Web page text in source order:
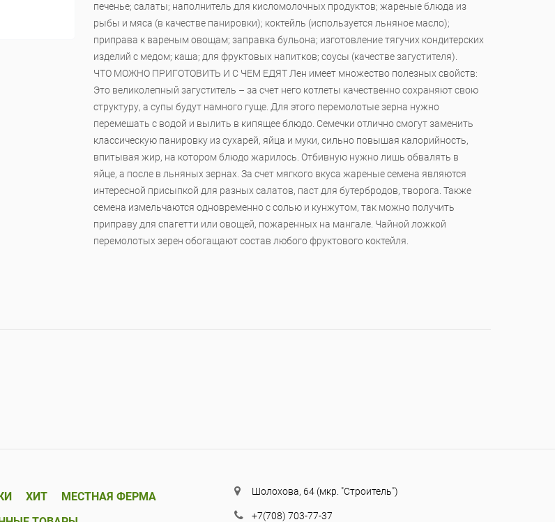
печенье; салаты; наполнитель для кисломолочных продуктов; жареные блюда из
рыбы и мяса (в качестве панировки); коктейль (используется льняное масло);
приправа к вареным овощам; заправка бульона; изготовление тягучих кондитерских
изделий с медом; каша; для фруктовых напитков; соусы (качестве загустителя).
ЧТО МОЖНО ПРИГОТОВИТЬ И С ЧЕМ ЕДЯТ Лен имеет множество полезных свойств:
Это великолепный загуститель – за счет него котлеты качественно сохраняют свою
структуру, а супы будут намного гуще. Для этого перемолотые зерна нужно
перемешать с водой и вылить в кипящее блюдо. Семечки отлично смогут заменить
классическую панировку из сухарей, яйца и муки, сильно повышая калорийность,
впитывая жир, на котором блюдо жарилось. Отбивную нужно лишь обвалять в
яйце, а после в льняных зернах. За счет мягкого вкуса жареные семена являются
интересной присыпкой для разных салатов, паст для бутербродов, творога. Также
семена измельчаются одновременно с солью и кунжутом, так можно получить
приправу для спагетти или овощей, пожаренных на мангале. Чайной ложкой
перемолотых зерен обогащают состав любого фруктового коктейля.
ХИТ
МЕСТНАЯ ФЕРМА
Шолохова, 64 (мкр. "Строитель")
+7(708) 703-77-37